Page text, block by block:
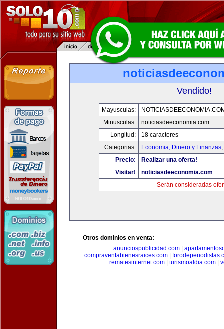
Vendido!
Mayusculas:
Minusculas:
noticiasdeeconomia.com
Longitud:
18 caracteres
Categorias:
Economia, Dinero y Finanzas,
Precio:
Realizar una oferta!
Visitar!
noticiasdeeconomia.com
Serán consideradas
Otros dominios en venta:
anunciospublicidad.com|
compraventabienesraices.com
rematesinternet.com| turismoaldia.com|